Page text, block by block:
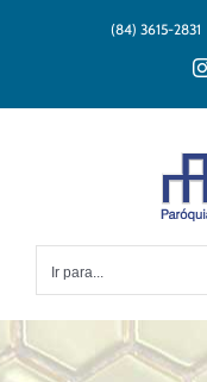
(84) 3615-2831
Ir para...